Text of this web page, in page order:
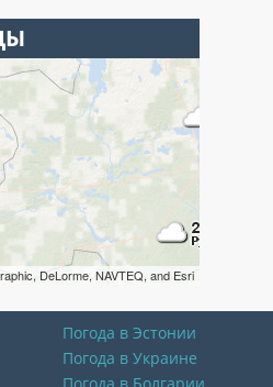
DeLorme, NAVTEQ, and Esri
Погода в Эстонии
Погода в Украине